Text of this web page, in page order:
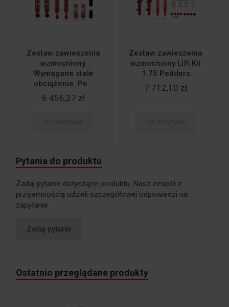
Zestaw zawieszenia
wzmocniony.
Wymagane stałe
obciążenie. Pe...
6 456,27 zł
Zestaw zawieszenia
wzmocniony Lift Kit
1.75 Pedders
7 712,10 zł
Pytania do produktu
Zadaj pytanie dotyczące produktu. Nasz zespół z
przyjemnością udzieli szczegółowej odpowiedzi na
zapytanie.
Zadaj pytanie
Ostatnio przeglądane produkty